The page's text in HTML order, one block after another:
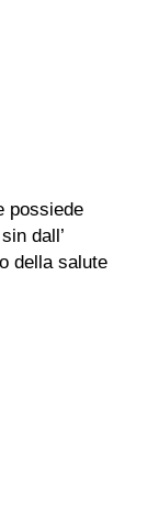
possiede
dall’
della salute